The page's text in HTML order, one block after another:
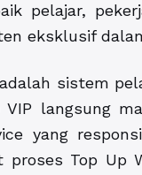
pelajar,
eksklusif
sistem
VIP langsung
yang
Top Up